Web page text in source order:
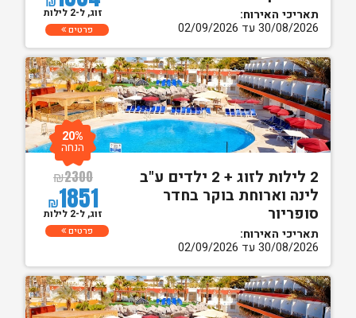
תאריכי האירוח:
30/08/2026 עד 02/09/2026
זוג, ל-2 לילות
פרטים
2 לילות לזוג + 2 ילדים ע"ב
לינה וארוחת בוקר בחדר
סופריור
תאריכי האירוח:
30/08/2026 עד 02/09/2026
₪2300
₪1851
20%
הנחה
זוג, ל-2 לילות
פרטים